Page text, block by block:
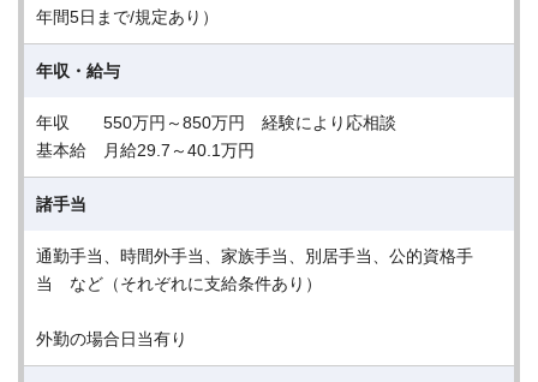
年間5日まで/規定あり）
年収・給与
年収 550万円～850万円 経験により応相談
基本給 月給29.7～40.1万円
諸手当
通勤手当、時間外手当、家族手当、別居手当、公的資格手
当 など（それぞれに支給条件あり）
外勤の場合日当有り